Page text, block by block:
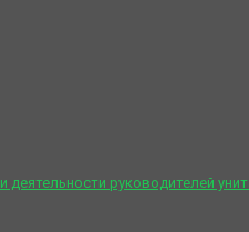
руководителей